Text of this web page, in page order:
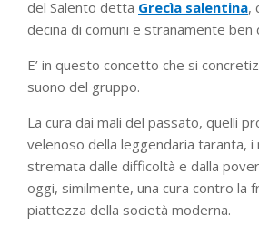
del Salento detta Grecìa salentina,
decina di comuni e stranamente ben
E’ in questo concetto che si
suono del gruppo.
La cura dai mali del passato, quelli
velenoso della leggendaria taranta, i
stremata dalle difficoltà e dalla
oggi, similmente, una cura contro la
piattezza della società moderna.